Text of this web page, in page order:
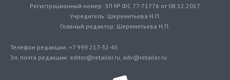
Регистрационный номер: ЭЛ № ФС 77-71776 от 08.12.2017
Учредитель: Шереметьева Н.П.
Главный редактор: Шереметьева Н.П.
Телефон редакции: +7 999 217-32-45
Эл. почта редакции: editor@retailer.ru, adv@retailer.ru